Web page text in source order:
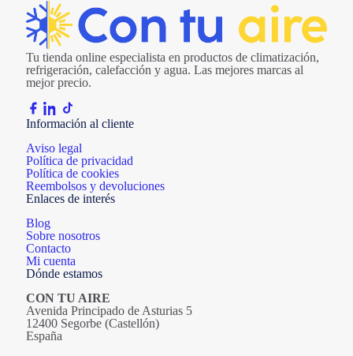
Tu tienda online especialista en productos de climatización,
refrigeración, calefacción y agua. Las mejores marcas al
mejor precio.
Información al cliente
Aviso legal
Política de privacidad
Política de cookies
Reembolsos y devoluciones
Enlaces de interés
Blog
Sobre nosotros
Contacto
Mi cuenta
Dónde estamos
CON TU AIRE
Avenida Principado de Asturias 5
12400 Segorbe (Castellón)
España